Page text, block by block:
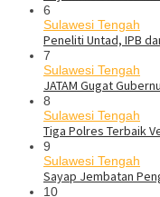
6
Sulawesi Tengah
Peneliti Untad, IPB
7
Sulawesi Tengah
JATAM Gugat
8
Sulawesi Tengah
Tiga Polres Terbaik
9
Sulawesi Tengah
Sayap Jembatan
10